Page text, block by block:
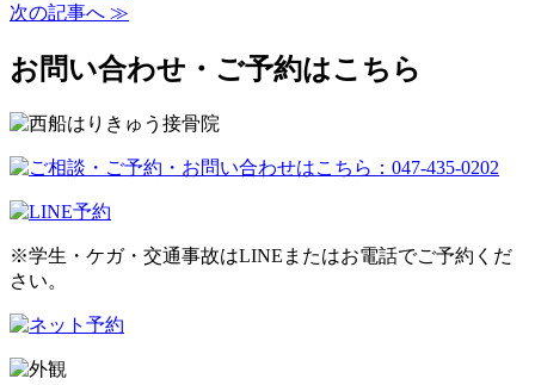
次の記事へ ≫
お問い合わせ・ご予約はこちら
※学生・ケガ・交通事故はLINEまたはお電話でご予約くだ
さい。